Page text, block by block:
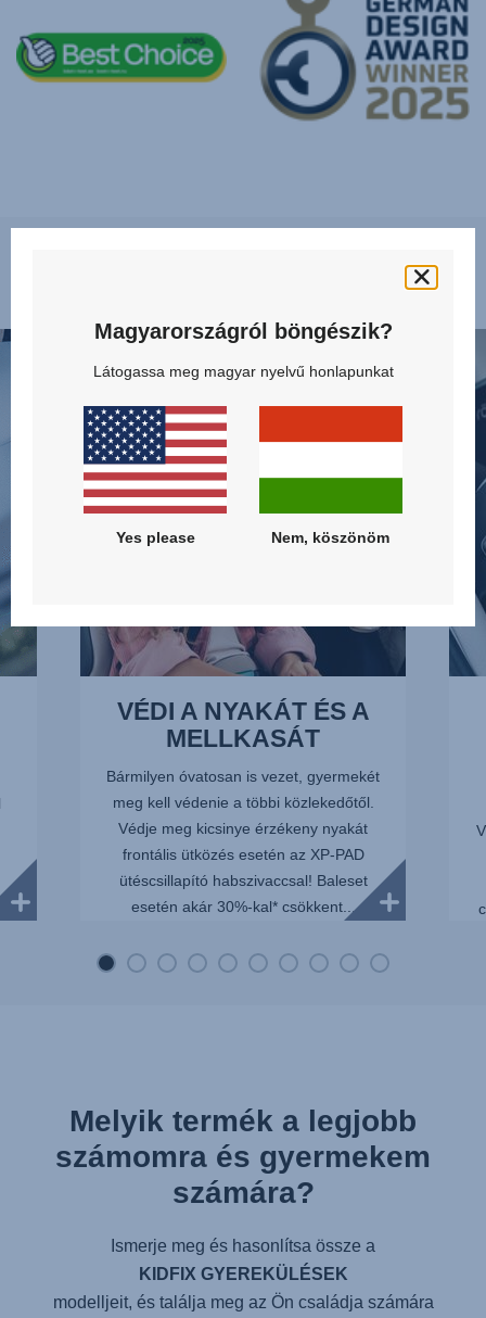
VÉDI
ÉS
A
MELLKASÁT,
1/10
VÉDI A NYAKÁT ÉS A
MELLKASÁT
Bármilyen óvatosan is vezet, gyermekét
meg kell védenie a többi közlekedőtől.
Védje meg kicsinye érzékeny nyakát
frontális ütközés esetén az XP-PAD
ütéscsillapító habszivaccsal! Baleset
esetén akár 30%-kal* csökkent...
Melyik termék a legjobb
számomra és gyermekem
számára?
Ismerje meg és hasonlítsa össze a
KIDFIX GYEREKÜLÉSEK
modelljeit, és találja meg az Ön családja számára
Magyarországról böngészik?
Látogassa meg magyar nyelvű honlapunkat
Yes please Nem, köszönöm